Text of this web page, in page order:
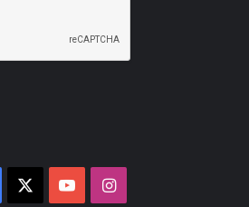
Facebook YouTubeInstagram